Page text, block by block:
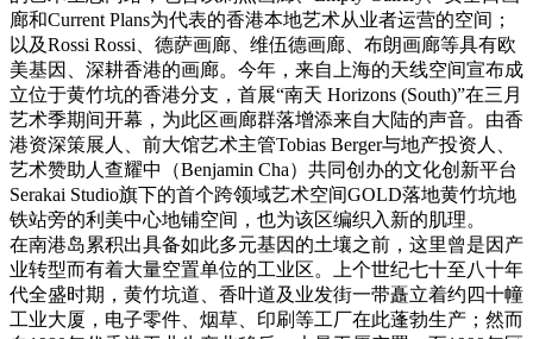
廊和Current Plans为代表的香港本地艺术从业者运营的空间；
以及Rossi Rossi、德萨画廊、维伍德画廊、布朗画廊等具有欧
美基因、深耕香港的画廊。今年，来自上海的天线空间宣布成
立位于黄竹坑的香港分支，首展“南天 Horizons (South)”在三月
艺术季期间开幕，为此区画廊群落增添来自大陆的声音。由香
港资深策展人、前大馆艺术主管Tobias Berger与地产投资人、
艺术赞助人查耀中（Benjamin Cha）共同创办的文化创新平台
Serakai Studio旗下的首个跨领域艺术空间GOLD落地黄竹坑地
铁站旁的利美中心地铺空间，也为该区编织入新的肌理。
在南港岛累积出具备如此多元基因的土壤之前，这里曾是因产
业转型而有着大量空置单位的工业区。上个世纪七十至八十年
代全盛时期，黄竹坑道、香叶道及业发街一带矗立着约四十幢
工业大厦，电子零件、烟草、印刷等工厂在此蓬勃生产；然而